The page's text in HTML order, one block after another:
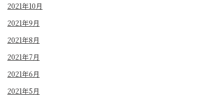
2021年10月
2021年9月
2021年8月
2021年7月
2021年6月
2021年5月